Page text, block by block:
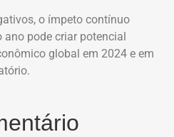
o ímpeto contínuo
ano pode criar potencial
global em 2024 e em